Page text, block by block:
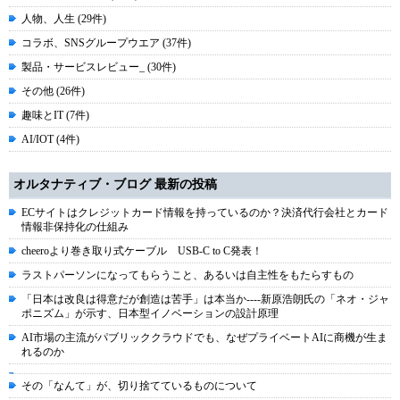
人物、人生 (29件)
コラボ、SNSグループウエア (37件)
製品・サービスレビュー_ (30件)
その他 (26件)
趣味とIT (7件)
AI/IOT (4件)
オルタナティブ・ブログ 最新の投稿
ECサイトはクレジットカード情報を持っているのか？決済代行会社とカード
情報非保持化の仕組み
cheeroより巻き取り式ケーブル USB-C to C発表！
ラストパーソンになってもらうこと、あるいは自主性をもたらすもの
「日本は改良は得意だが創造は苦手」は本当か----新原浩朗氏の「ネオ・ジャ
ポニズム」が示す、日本型イノベーションの設計原理
AI市場の主流がパブリッククラウドでも、なぜプライベートAIに商機が生ま
れるのか
その「なんて」が、切り捨てているものについて